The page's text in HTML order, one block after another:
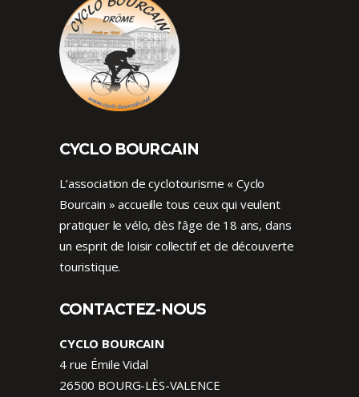
CYCLO BOURCAIN
L’association de cyclotourisme « Cyclo
Bourcain » accueille tous ceux qui veulent
pratiquer le vélo, dès l’âge de 18 ans, dans
un esprit de loisir collectif et de découverte
touristique.
CONTACTEZ-NOUS
CYCLO BOURCAIN
4 rue Émile Vidal
26500 BOURG-LÈS-VALENCE